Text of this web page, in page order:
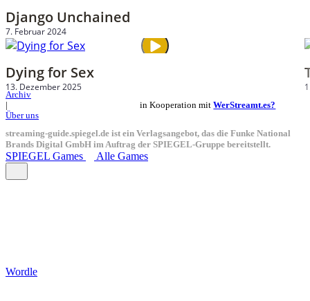
Django Unchained
7. Februar 2024
Dying for Sex
13. Dezember 2025
Archiv
|
Über uns
in Kooperation mitWerStreamt.es?
streaming-guide.spiegel.de ist ein Verlagsangebot, das die Funke National
Brands Digital GmbH im Auftrag der SPIEGEL-Gruppe bereitstellt.
SPIEGEL Games Alle Games
Wordle